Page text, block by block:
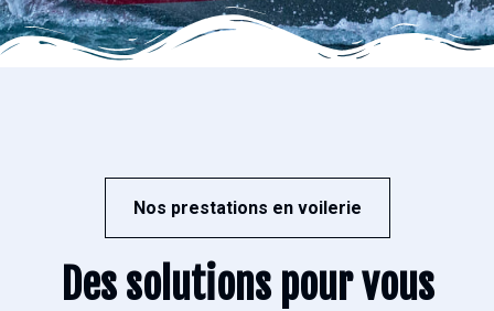
Nos prestations en voilerie
Des solutions pour vous